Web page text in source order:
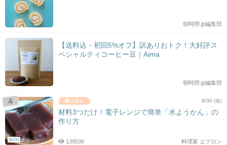
朝時間.jp編集部
【送料込・初回5%オフ】訳ありおトク！大好評ス
ペシャルティコーヒー豆｜Aima
朝時間.jp編集部
BLOG
8/30 (金)
材料3つだけ！電子レンジで簡単「水ようかん」の
作り方
料理家 エプロン
139536